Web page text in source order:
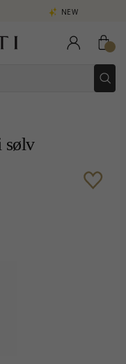
NEW COLLECTION | AURA
sølv